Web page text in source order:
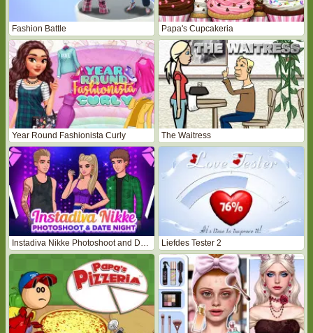
Fashion Battle Papa's Cupcakeria
Year Round Fashionista Curly The Waitress
Instadiva Nikke Photoshoot and Date Night Liefdes Tester 2